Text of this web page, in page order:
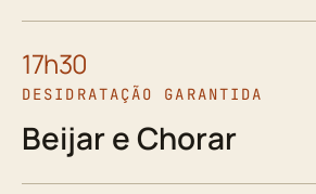
17h30
DESIDRATAÇÃO GARANTIDA
Beijar e Chorar